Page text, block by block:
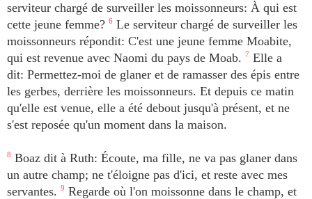
serviteur chargé de surveiller les moissonneurs: À qui est
cette jeune femme? 6 Le serviteur chargé de surveiller les
moissonneurs répondit: C'est une jeune femme Moabite,
qui est revenue avec Naomi du pays de Moab. 7 Elle a
dit: Permettez-moi de glaner et de ramasser des épis entre
les gerbes, derrière les moissonneurs. Et depuis ce matin
qu'elle est venue, elle a été debout jusqu'à présent, et ne
s'est reposée qu'un moment dans la maison.
8 Boaz dit à Ruth: Écoute, ma fille, ne va pas glaner dans
un autre champ; ne t'éloigne pas d'ici, et reste avec mes
servantes. 9 Regarde où l'on moissonne dans le champ, et